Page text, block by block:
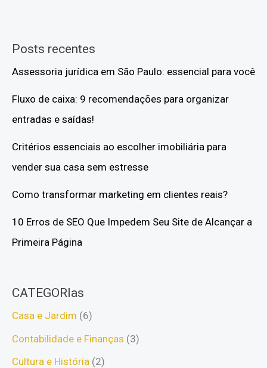
Posts recentes
Assessoria jurídica em São Paulo: essencial para você
Fluxo de caixa: 9 recomendações para organizar
entradas e saídas!
Critérios essenciais ao escolher imobiliária para
vender sua casa sem estresse
Como transformar marketing em clientes reais?
10 Erros de SEO Que Impedem Seu Site de Alcançar a
Primeira Página
CATEGORIas
Casa e Jardim (6)
Contabilidade e Finanças (3)
Cultura e História (2)